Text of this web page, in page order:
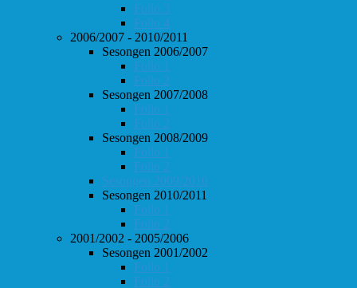
Follo 3
Follo 4
2006/2007 - 2010/2011
Sesongen 2006/2007
Follo 1
Follo 2
Sesongen 2007/2008
Follo 1
Follo 2
Sesongen 2008/2009
Follo 1
Follo 2
Sesongen 2009/2010
Sesongen 2010/2011
Follo 1
Follo 2
2001/2002 - 2005/2006
Sesongen 2001/2002
Follo 1
Follo 2